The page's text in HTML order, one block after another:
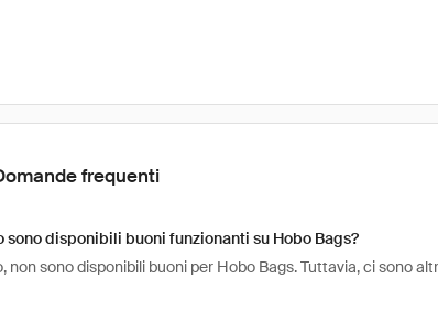
frequenti
sono disponibili buoni funzionanti su Hobo Bags?
non sono disponibili buoni per Hobo Bags. Tuttavia, ci sono